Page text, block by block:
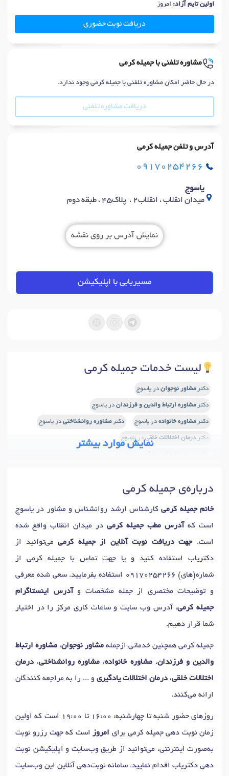
اولین تایم آزاد: امروز
دریافت نوبت حضوری
مشاوره تلفنی با جمیله کرمی
در حال حاضر امکان مشاوره تلفنی با جمیله کرمی وجود ندارد.
دریافت مشاوره تلفنی
آدرس و تلفن جمیله کرمی
09170254266
یاسوج
میدان انقلاب ، انقلاب2 ، پلاک45 ، طبقه دوم
نمایش آدرس بر روی نقشه
مسیریابی با اپلیکیشن
لیست خدمات جمیله کرمی
دکترمشاور نوجوان در یاسوج
دکترمشاوره ارتباط والدین و فرزندان در یاسوج
دکترمشاوره خانواده در یاسوج دکترمشاوره روانشناختی در یاسوج
دکتردرمان اختلالات خلقیدر یاسوج
دکتراختلال نقص توجه و بیش فعالی (ADHD)
شیوه های تربیت فرزند
آزمون های هوش
نمایش موارد بیشتر
درباره‌ی جمیله کرمی
خانم جمیله کرمیکارشناس ارشد روانشناس و مشاور در یاسوج
است که آدرس مطب جمیله کرمی در میدان انقلاب واقع شده
است.جهت دریافت نوبت آنلاین از جمیله کرمیمی‌توانید از
دکتریاب استفاده کنید و یا جهت تماس با جمیله کرمی از
شماره(های) 09170254266 استفاده بفرمایید. سعی شده معرفی
و توضیحات مختصری از جمله مشخصات و آدرس اینستاگرام
جمیله کرمی، آدرس وب سایت و ساعات کاری مرکز را در اختیار
شما قرار دهیم.
جمیله کرمی همچنین خدماتی ازجمله مشاور نوجوان، مشاوره ارتباط
والدین و فرزندان،مشاوره خانواده، مشاوره روانشناختی، درمان
اختلالات خلقی، درمان اختلالات یادگیری و ... را به مراجعه کنندگان
ارائه می‌کنند.
روزهای حضور شنبه تا چهارشنبه: 16:00 تا 19:00 است که اولین
زمان نوبت دهی جمیله کرمی برای امروز است که جهت رزرو نوبت
به‌صورت اینترنتی، می‌توانید از طریق وب‌سایت و اپلیکیشن نوبت
دهی دکتریاب اقدام نمایید. سامانه نوبت‌دهی آنلاین این وب‌سایت